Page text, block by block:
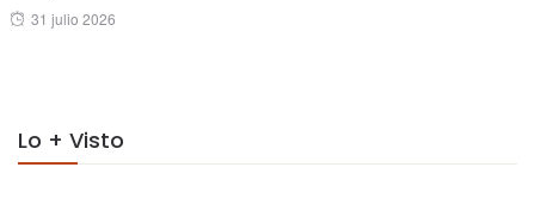
Posted
31 julio 2026
Lo + Visto